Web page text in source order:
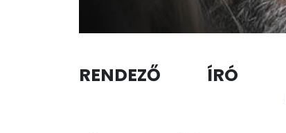
RENDEZŐ ÍRÓ